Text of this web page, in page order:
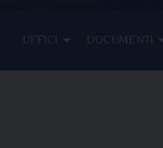
UFFICI DOCUMENTI